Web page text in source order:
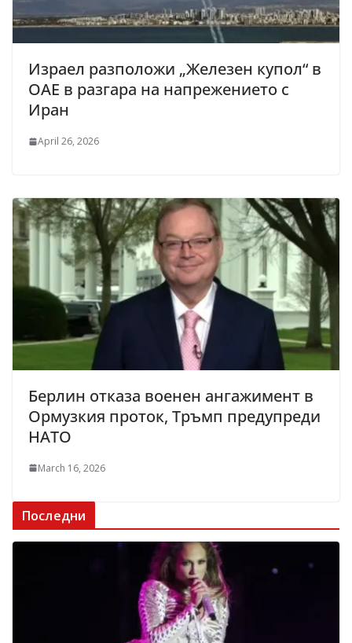
Израел разположи „Железен купол“ в
ОАЕ в разгара на напрежението с
Иран
April 26, 2026
Берлин отказа военен ангажимент в
Ормузкия проток, Тръмп предупреди
НАТО
March 16, 2026
Последни